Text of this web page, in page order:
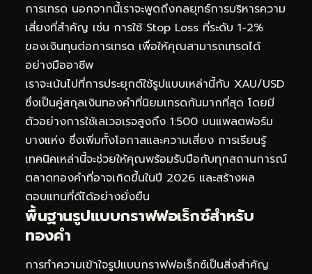
การเทรด นอกจากนี้เราจะพูดถึงกลยุทธ์การบริหารความ
เสี่ยงที่สำคัญ เช่น การใช้ Stop Loss ที่ระดับ 1-2%
ของเงินทุนต่อการเทรด เพื่อให้คุณสามารถเทรดได้
อย่างมืออาชีพ
เราจะเน้นไปที่การประยุกต์ใช้รูปแบบเหล่านี้กับ XAU/USD
ซึ่งเป็นคู่สกุลเงินทองคำที่นิยมเทรดกันมากที่สุด โดยมี
ตัวอย่างการใช้เลเวอเรจสูงถึง 1:500 บนแพลตฟอร์ม
บางแห่ง ซึ่งเพิ่มทั้งโอกาสและความเสี่ยง การเรียนรู้
เทคนิคเหล่านี้จะช่วยให้คุณพร้อมรับมือกับทุกสถานการณ์
ตลาดทองคำที่อาจเกิดขึ้นในปี 2026 และสร้างผล
ตอบแทนที่ดีได้อย่างยั่งยืน
พื้นฐานรูปแบบกราฟฟอเร็กซ์สำหรับ
ทองคำ
การทำความเข้าใจรูปแบบกราฟฟอเร็กซ์เป็นสิ่งสำคัญ